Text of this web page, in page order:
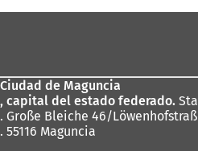
pies
Ciudad de Maguncia
, capital del estado federado.
. Große Bleiche 46/
. 55116 Maguncia